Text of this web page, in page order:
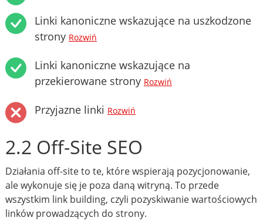
Linki kanoniczne wskazujące na uszkodzone
strony Rozwiń
Linki kanoniczne wskazujące na
przekierowane strony Rozwiń
Przyjazne linki Rozwiń
2.2 Off-Site SEO
Działania off-site to te, które wspierają pozycjonowanie,
ale wykonuje się je poza daną witryną. To przede
wszystkim link building, czyli pozyskiwanie wartościowych
linków prowadzących do strony.